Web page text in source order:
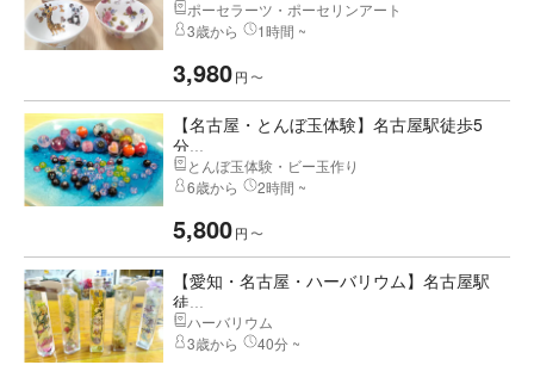
ポーセラーツ・ポーセリンアート
3歳から
1時間 ~
3,980円 〜
【名古屋・とんぼ玉体験】名古屋駅徒歩5
分...
とんぼ玉体験・ビー玉作り
6歳から
2時間 ~
5,800円 〜
【愛知・名古屋・ハーバリウム】名古屋駅
徒...
ハーバリウム
3歳から
40分 ~